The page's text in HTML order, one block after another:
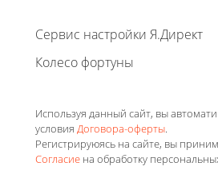
Сервис настройки Я.Директ
Колесо фортуны
Используя данный сайт, вы
условия Договора-оферты.
Регистрируюясь на сайте, вы
Согласие на обработку